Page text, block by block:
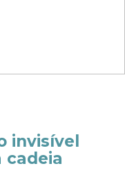
invisível
cadeia